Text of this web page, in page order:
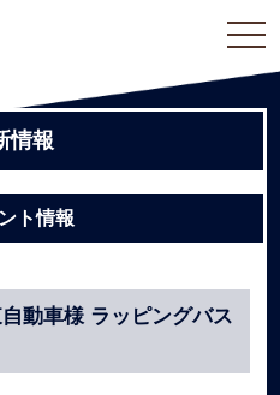
情報
ト情報
動車様 ラッピングバス